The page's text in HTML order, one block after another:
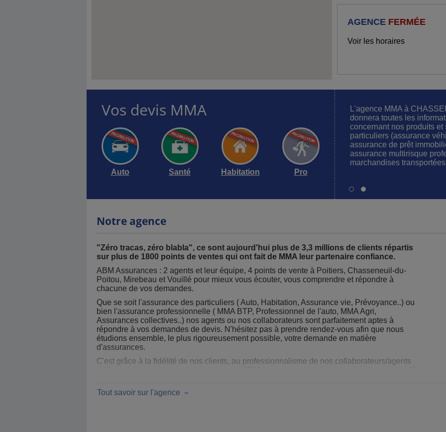
AGENCE FERMÉE
Voir les horaires
Vos devis MMA
Auto Santé Habitation Pro
L'agence MMA à
donnera toutes les
concernant nos produits
particuliers (assurance
assurance de prêt
assurance multirisque
marchandises
Notre agence
"Zéro tracas, zéro blabla", ce sont aujourd'hui plus de 3,3 millions de clients répartis
sur plus de 1800 points de ventes qui ont fait de MMA leur partenaire confiance.
ABM Assurances : 2 agents et leur équipe, 4 points de vente à Poitiers, Chasseneuil-du-
Poitou, Mirebeau et Vouillé pour mieux vous écouter, vous comprendre et répondre à
chacune de vos demandes.
Que se soit l'assurance des particuliers ( Auto, Habitation, Assurance vie, Prévoyance..) ou
bien l'assurance professionnelle ( MMA BTP, Professionnel de l'auto, MMA Agri,
Assurances collectives..) nos agents ou nos collaborateurs sont parfaitement aptes à
répondre à vos demandes de devis. N'hésitez pas à prendre rendez-vous afin que nous
étudions ensemble, le plus rigoureusement possible, votre demande en matière
d'assurances.
C'est grâce à la fidélité de nos clients, au professionnalisme de nos collaborateurs/agents
L'équipe d'ABM Assurances
Tout savoir sur l'agence